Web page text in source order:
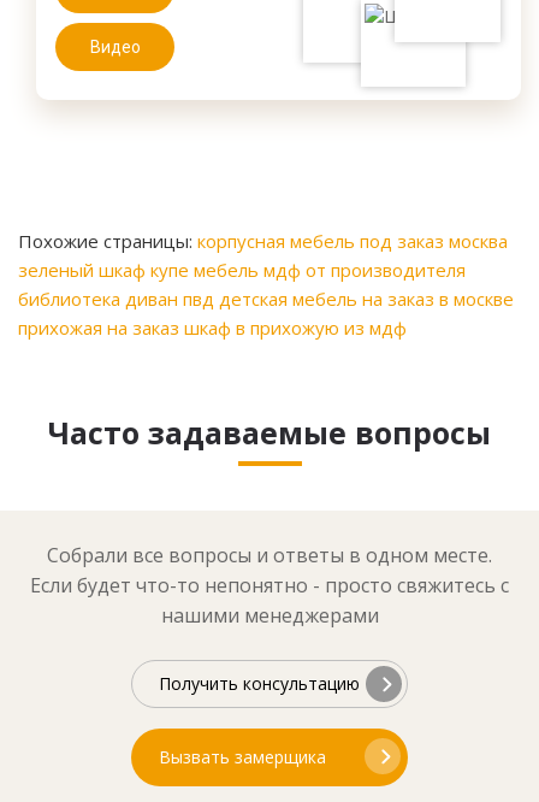
Видео
Похожие страницы: корпусная мебель под заказ москва
зеленый шкаф купе мебель мдф от производителя
библиотека диван пвд детская мебель на заказ в москве
прихожая на заказ шкаф в прихожую из мдф
Часто задаваемые вопросы
Собрали все вопросы и ответы в одном месте.
Если будет что-то непонятно - просто свяжитесь с
нашими менеджерами
Получить консультацию
Вызвать замерщика